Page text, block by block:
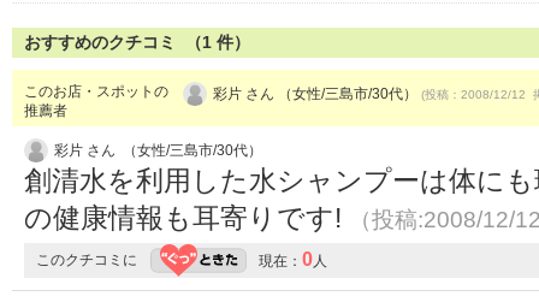
おすすめのクチコミ （1 件）
このお店・スポットの
推薦者
彩片 さん （女性/三島市/30代） (投稿：2008/12/12
彩片 さん （女性/三島市/30代）
創清水を利用した水シャンプーは体に
の健康情報も耳寄りです!
（投稿:2008/12/
このクチコミに 現在： 0人